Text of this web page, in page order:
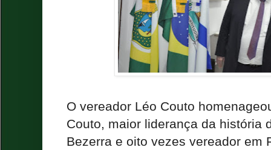
O vereador Léo Couto
Couto, maior liderança da história
Bezerra e oito vezes vereador em